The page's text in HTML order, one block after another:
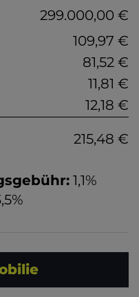
299.000,00 €
109,97 €
81,52 €
11,81 €
12,18 €
215,48 €
1,1%